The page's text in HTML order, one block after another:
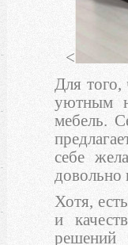
<
Для
уютным
мебель.
себе
довольно
Хотя,
и